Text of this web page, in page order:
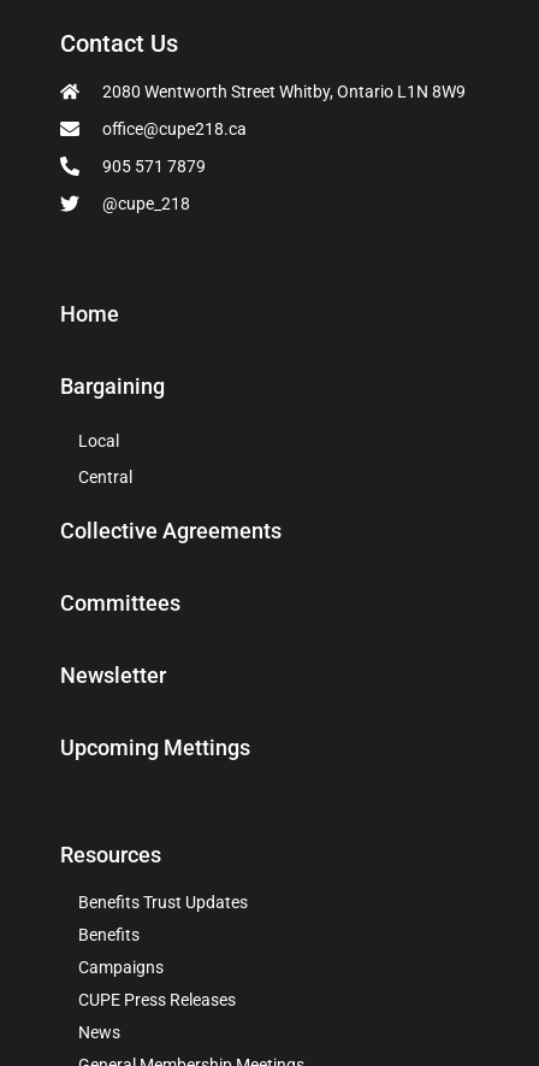
Contact Us
2080 Wentworth Street Whitby, Ontario L1N 8W9
office@cupe218.ca
905 571 7879
@cupe_218
Home
Bargaining
Local
Central
Collective Agreements
Committees
Newsletter
Upcoming Mettings
Resources
Benefits Trust Updates
Benefits
Campaigns
CUPE Press Releases
News